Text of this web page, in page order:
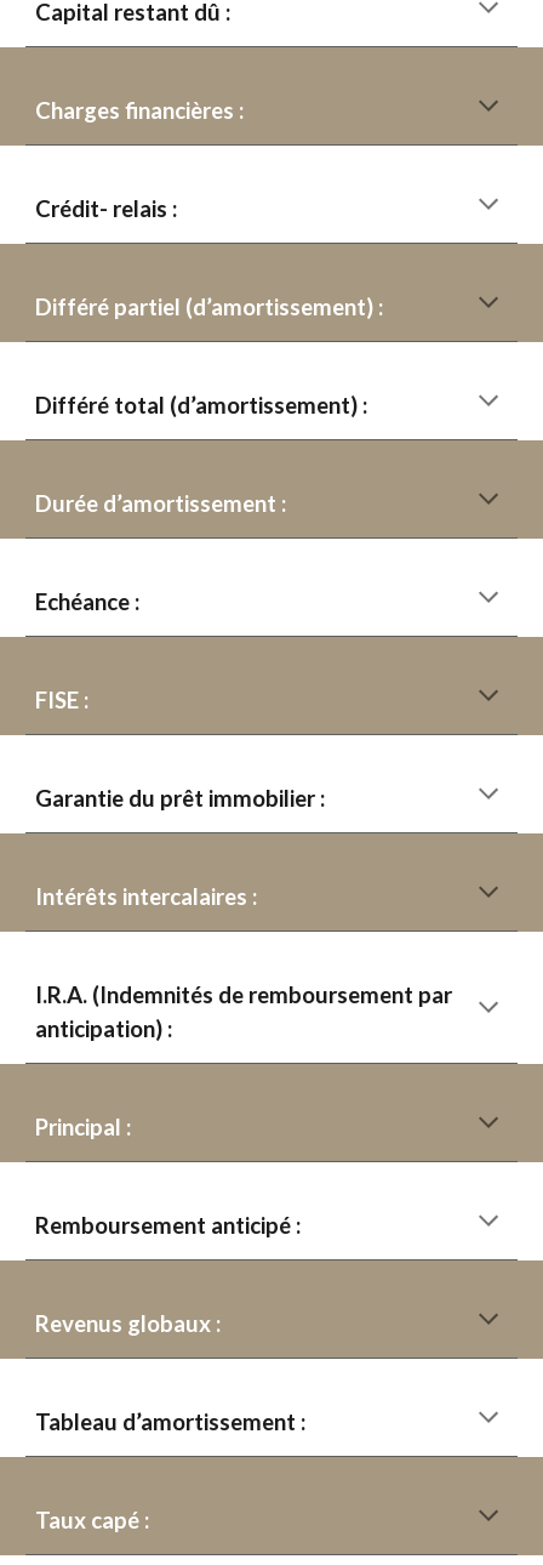
Capital restant dû :
Charges financières :
Crédit- relais :
Différé partiel (d’amortissement) :
Différé total (d’amortissement) :
Durée d’amortissement :
Echéance :
FISE :
Garantie du prêt immobilier :
Intérêts intercalaires :
I.R.A. (Indemnités de remboursement par
anticipation) :
Principal :
Remboursement anticipé :
Revenus globaux :
Tableau d’amortissement :
Taux capé :